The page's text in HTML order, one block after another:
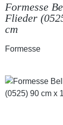
Formesse
Flieder
cm
Formesse
Bildergalerie